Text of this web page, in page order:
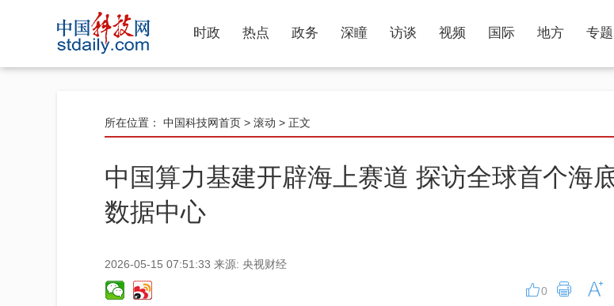
时政 热点 政务 深瞳 访谈 视频 国际 地方 专题
所在位置： 中国科技网首页 > 滚动 > 正文
中国算力基建开辟海上赛道 探访全球首个海
数据中心
2026-05-15 07:51:33 来源: 央视财经
0